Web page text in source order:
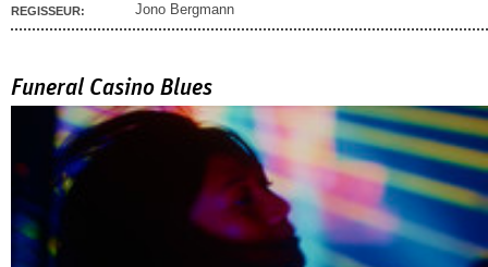
REGISSEUR: Jono Bergmann
Funeral Casino Blues